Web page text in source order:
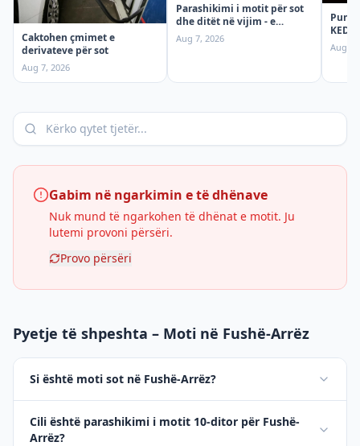
Caktohen çmimet e
derivateve për sot
Aug 7, 2026
Parashikimi i motit për sot
dhe ditët në vijim - e
premte
Aug 7, 2026
Aug 7,
Gabim në ngarkimin e të dhënave
Nuk mund të ngarkohen të dhënat e motit. Ju
lutemi provoni përsëri.
Provo përsëri
Pyetje të shpeshta – Moti në Fushë-Arrëz
Si është moti sot në Fushë-Arrëz?
Cili është parashikimi i motit 10-ditor për Fushë-
Arrëz?